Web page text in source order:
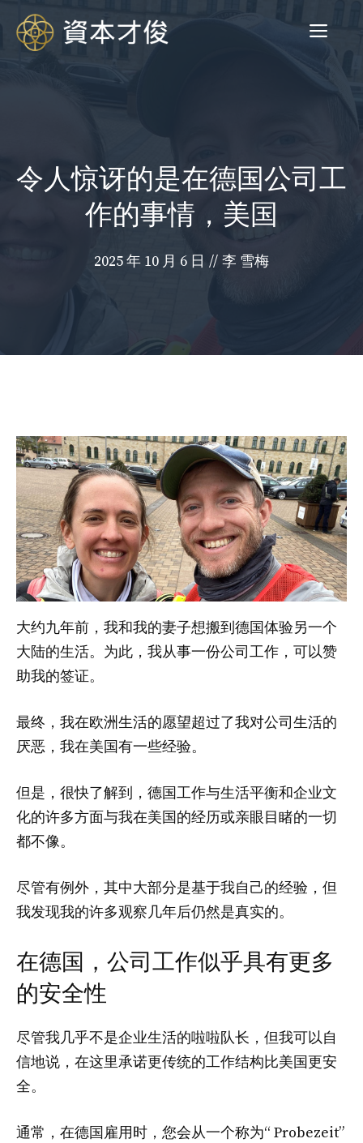
菜
单
令人惊讶的是在德国公司工
作的事情，美国
2025 年 10 月 6 日 // 李 雪梅
大约九年前，我和我的妻子想搬到德国体验另一个
大陆的生活。为此，我从事一份公司工作，可以赞
助我的签证。
最终，我在欧洲生活的愿望超过了我对公司生活的
厌恶，我在美国有一些经验。
但是，很快了解到，德国工作与生活平衡和企业文
化的许多方面与我在美国的经历或亲眼目睹的一切
都不像。
尽管有例外，其中大部分是基于我自己的经验，但
我发现我的许多观察几年后仍然是真实的。
在德国，公司工作似乎具有更多
的安全性
尽管我几乎不是企业生活的啦啦队长，但我可以自
信地说，在这里承诺更传统的工作结构比美国更安
全。
通常，在德国雇用时，您会从一个称为“ Probezeit”